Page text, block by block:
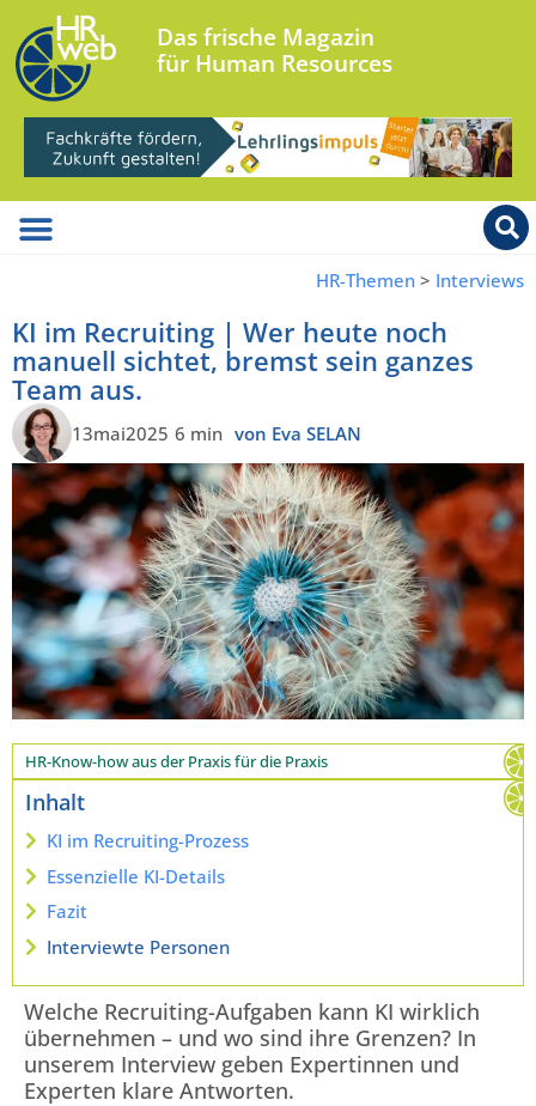
Das frische Magazin
für Human Resources
HR-Themen > Interviews
KI im Recruiting | Wer heute noch
manuell sichtet, bremst sein ganzes
Team aus.
13mai2025 6 min von Eva SELAN
HR-Know-how aus der Praxis für die Praxis
Inhalt
KI im Recruiting-Prozess
Essenzielle KI-Details
Fazit
Interviewte Personen
Welche Recruiting-Aufgaben kann KI wirklich
übernehmen – und wo sind ihre Grenzen? In
unserem Interview geben Expertinnen und
Experten klare Antworten.